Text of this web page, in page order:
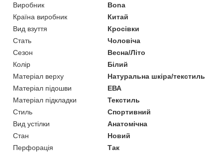
Виробник
Bona
Країна виробник
Китай
Вид взуття
Кросівки
Стать
Чоловіча
Сезон
Весна/Літо
Колір
Білий
Матеріал верху
Натуральна шкіра/текстиль
Матеріал підошви
ЕВА
Матеріал підкладки
Текстиль
Стиль
Спортивний
Вид устілки
Анатомічна
Стан
Новий
Перфорація
Так